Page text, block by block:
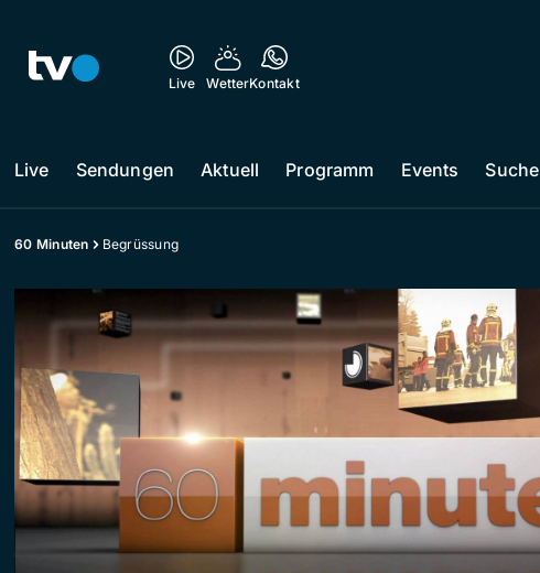
Live WetterKontakt
Live Sendungen Aktuell Programm Events Suche
60 Minuten Begrüssung